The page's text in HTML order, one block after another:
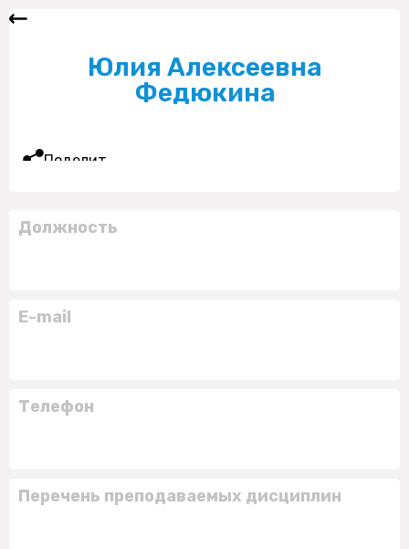
Юлия Алексеевна
Федюкина
Поделиться
Должность
E-mail
Телефон
Перечень преподаваемых дисциплин